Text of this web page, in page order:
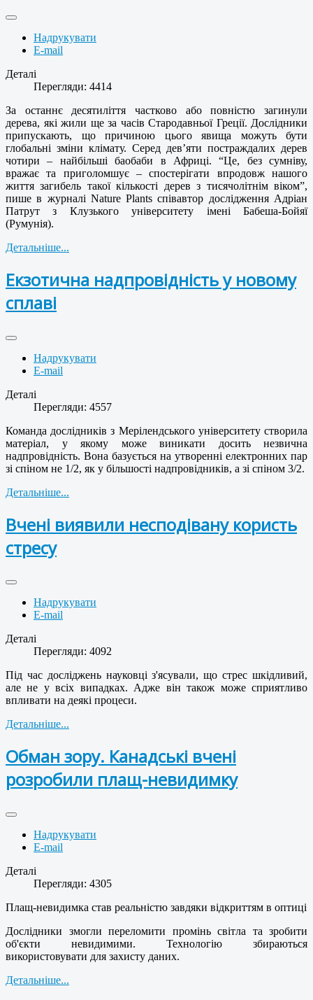
Надрукувати
E-mail
Деталі
Перегляди: 4414
За останнє десятиліття частково або повністю загинули
дерева, які жили ще за часів Стародавньої Греції. Дослідники
припускають, що причиною цього явища можуть бути
глобальні зміни клімату. Серед дев’яти постраждалих дерев
чотири – найбільші баобаби в Африці. “Це, без сумніву,
вражає та приголомшує – спостерігати впродовж нашого
життя загибель такої кількості дерев з тисячолітнім віком”,
пише в журналі Nature Plants співавтор дослідження Адріан
Патрут з Клузького університету імені Бабеша-Бойяї
(Румунія).
Детальніше...
Екзотична надпровідність у новому
сплаві
Надрукувати
E-mail
Деталі
Перегляди: 4557
Команда дослідників з Мерілендського університету створила
матеріал, у якому може виникати досить незвична
надпровідність. Вона базується на утворенні електронних пар
зі спіном не 1/2, як у більшості надпровідників, а зі спіном 3/2.
Детальніше...
Вчені виявили несподівану користь
стресу
Надрукувати
E-mail
Деталі
Перегляди: 4092
Під час досліджень науковці з'ясували, що стрес шкідливий,
але не у всіх випадках. Адже він також може сприятливо
впливати на деякі процеси.
Детальніше...
Обман зору. Канадські вчені
розробили плащ-невидимку
Надрукувати
E-mail
Деталі
Перегляди: 4305
Плащ-невидимка став реальністю завдяки відкриттям в оптиці
Дослідники змогли переломити промінь світла та зробити
об'єкти невидимими. Технологію збираються
використовувати для захисту даних.
Детальніше...